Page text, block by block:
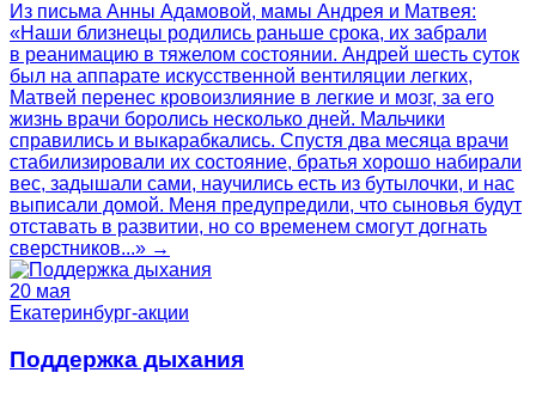
Из письма Анны Адамовой, мамы Андрея и Матвея:
«Наши близнецы родились раньше срока, их забрали
в реанимацию в тяжелом состоянии. Андрей шесть суток
был на аппарате искусственной вентиляции легких,
Матвей перенес кровоизлияние в легкие и мозг, за его
жизнь врачи боролись несколько дней. Мальчики
справились и выкарабкались. Спустя два месяца врачи
стабилизировали их состояние, братья хорошо набирали
вес, задышали сами, научились есть из бутылочки, и нас
выписали домой. Меня предупредили, что сыновья будут
отставать в развитии, но со временем смогут догнать
сверстников...» →
20 мая
Екатеринбург-акции
Поддержка дыхания